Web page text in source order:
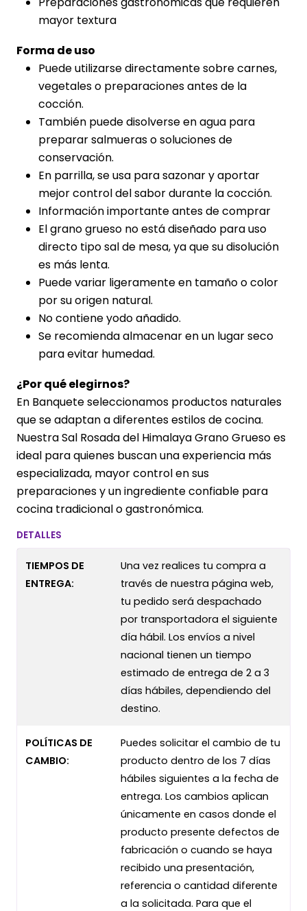
mayor textura
Forma de uso
Puede utilizarse directamente sobre carnes,
vegetales o preparaciones antes de la
cocción.
También puede disolverse en agua para
preparar salmueras o soluciones de
conservación.
En parrilla, se usa para sazonar y aportar
mejor control del sabor durante la cocción.
Información importante antes de comprar
El grano grueso no está diseñado para uso
directo tipo sal de mesa, ya que su disolución
es más lenta.
Puede variar ligeramente en tamaño o color
por su origen natural.
No contiene yodo añadido.
Se recomienda almacenar en un lugar seco
para evitar humedad.
¿Por qué elegirnos?
En Banquete seleccionamos productos naturales
que se adaptan a diferentes estilos de cocina.
Nuestra Sal Rosada del Himalaya Grano Grueso es
ideal para quienes buscan una experiencia más
especializada, mayor control en sus
preparaciones y un ingrediente confiable para
cocina tradicional o gastronómica.
DETALLES
TIEMPOS DE
ENTREGA:
Una vez realices tu compra a
través de nuestra página web,
tu pedido será despachado
por transportadora el siguiente
día hábil. Los envíos a nivel
nacional tienen un tiempo
estimado de entrega de 2 a 3
días hábiles, dependiendo del
destino.
POLÍTICAS DE
CAMBIO:
Puedes solicitar el cambio de tu
producto dentro de los 7 días
hábiles siguientes a la fecha de
entrega. Los cambios aplican
únicamente en casos donde el
producto presente defectos de
fabricación o cuando se haya
recibido una presentación,
referencia o cantidad diferente
a la solicitada. Para que el